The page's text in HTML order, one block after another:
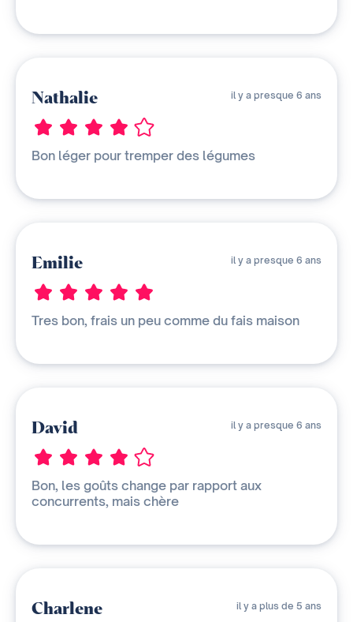
Nathalie il y a presque 6 ans
Bon léger pour tremper des légumes
Emilie il y a presque 6 ans
Tres bon, frais un peu comme du fais maison
David il y a presque 6 ans
Bon, les goûts change par rapport aux
concurrents, mais chère
Charlene il y a plus de 5 ans